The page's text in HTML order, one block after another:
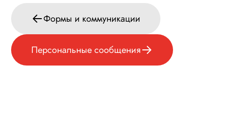
Формы и коммуникации
Персональные сообщения